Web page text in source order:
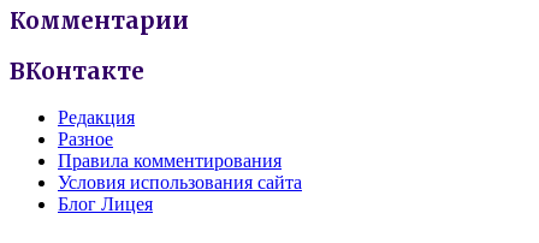
Комментарии
ВКонтакте
Редакция
Разное
Правила комментирования
Условия использования сайта
Блог Лицея